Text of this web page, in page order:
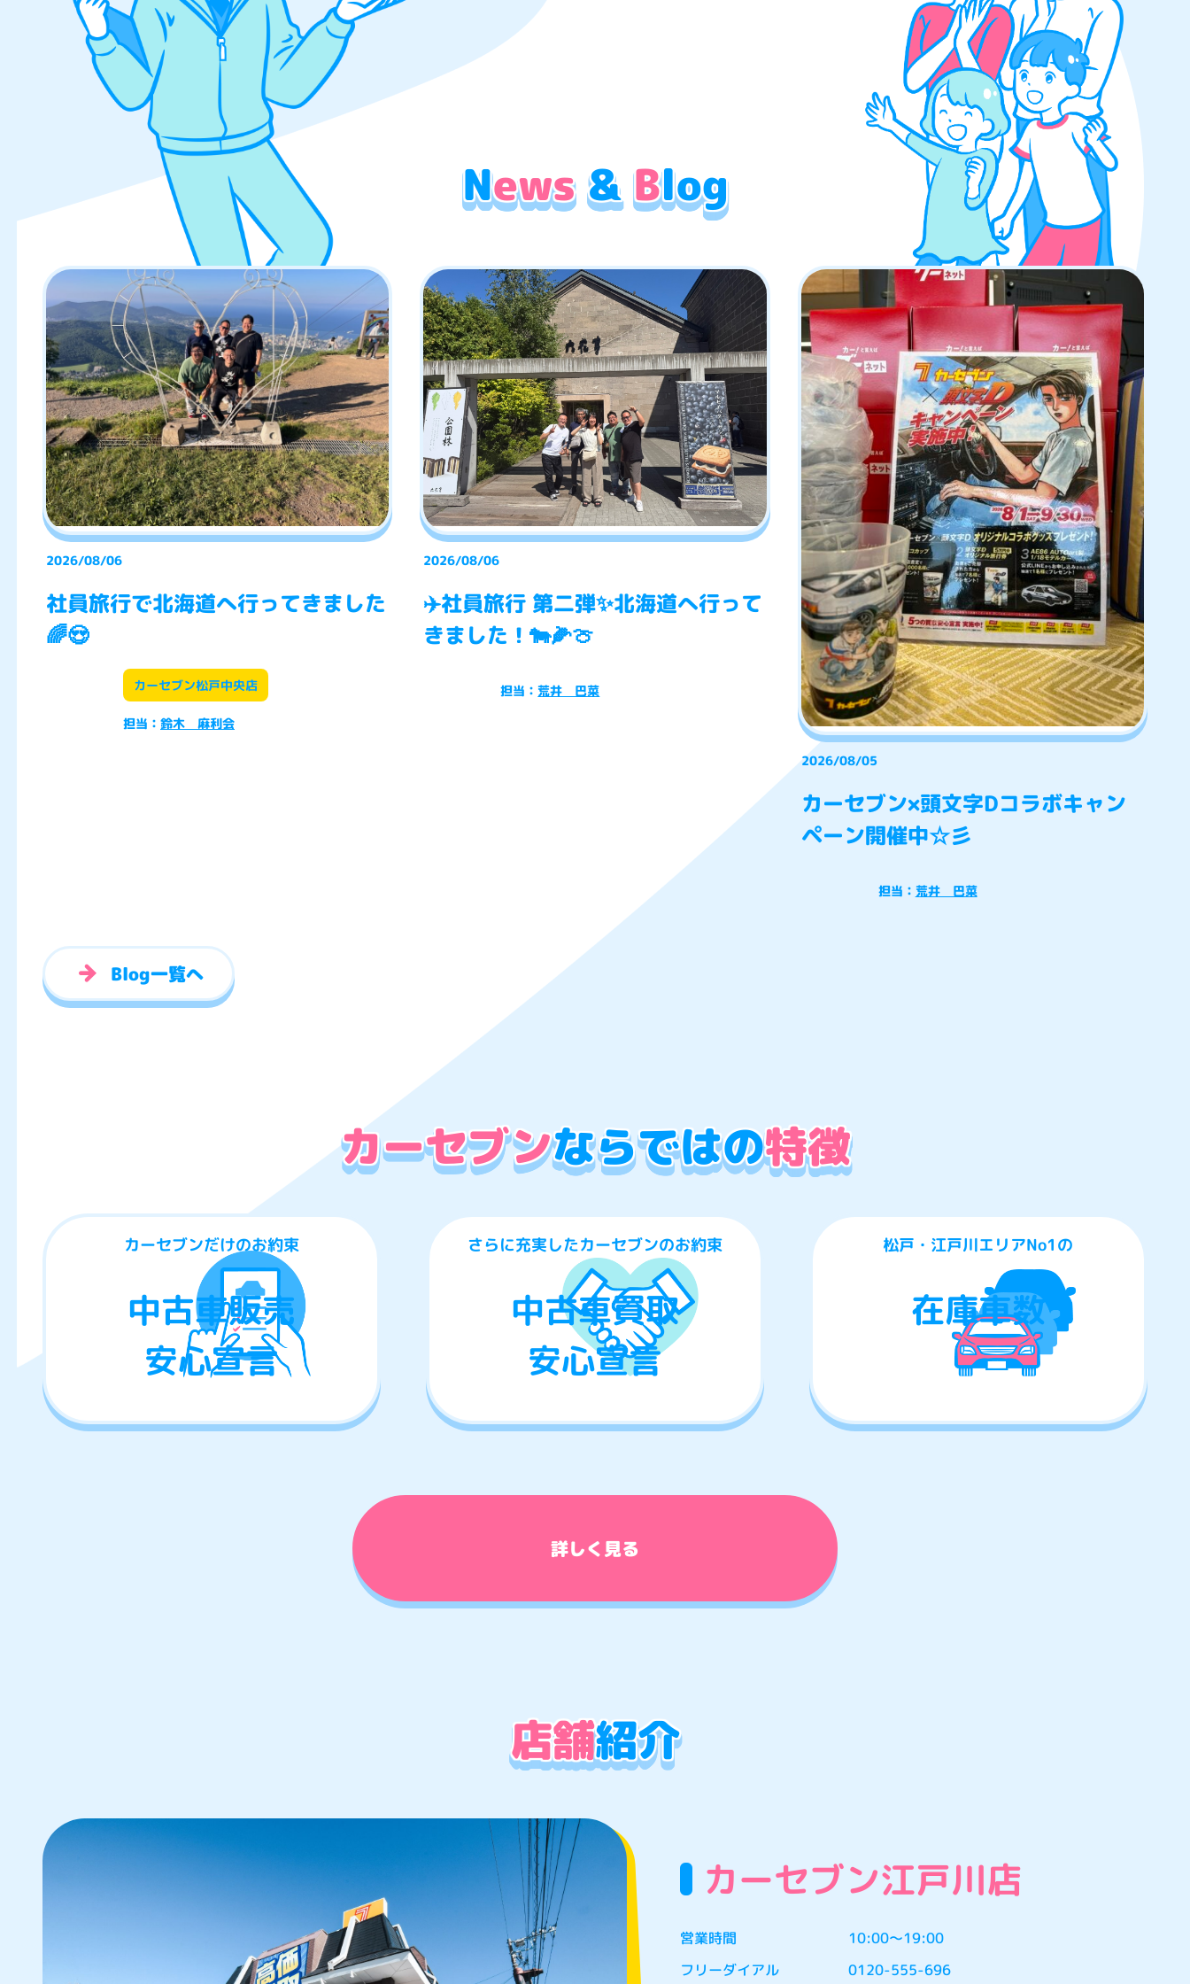
News&Blog
2026/08/06
社員旅行で北海道へ行ってきました
🌈😍
カーセブン松戸中央店
担当： 鈴木 麻利会
2026/08/06
✈️社員旅行 第二弾✨北海道へ行って
きました！🐄🌽🍈
担当：荒井 巴菜
2026/08/05
カーセブン×頭文字Dコラボキャン
ペーン開催中☆彡
担当： 荒井 巴菜
Blog一覧へ
カーセブンならではの特徴
カーセブンだけのお約束
中古車販売
安心宣言
さらに充実したカーセブンのお約束
中古車買取
安心宣言
松戸・江戸川エリアNo1の
在庫車数
詳しく見る
店舗紹介
カーセブン江戸川店
営業時間
10:00〜19:00
フリーダイアル
0120-555-696